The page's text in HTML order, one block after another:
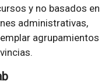
y no basados en
administrativas,
agrupamientos